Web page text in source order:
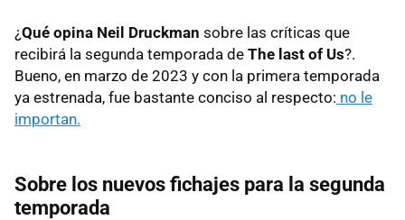
¿Qué opina Neil Druckman sobre las críticas que
recibirá la segunda temporada de The last of Us?.
Bueno, en marzo de 2023 y con la primera temporada
ya estrenada, fue bastante conciso al respecto: no le
importan.
Sobre los nuevos fichajes para la segunda
temporada